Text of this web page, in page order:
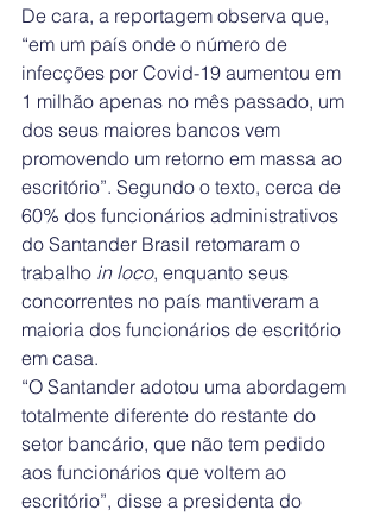
De cara, a reportagem observa que,
“em um país onde o número de
infecções por Covid-19 aumentou em
1 milhão apenas no mês passado, um
dos seus maiores bancos vem
promovendo um retorno em massa ao
escritório”. Segundo o texto, cerca de
60% dos funcionários administrativos
do Santander Brasil retomaram o
trabalho in loco, enquanto seus
concorrentes no país mantiveram a
maioria dos funcionários de escritório
em casa.
“O Santander adotou uma abordagem
totalmente diferente do restante do
setor bancário, que não tem pedido
aos funcionários que voltem ao
escritório”, disse a presidenta do